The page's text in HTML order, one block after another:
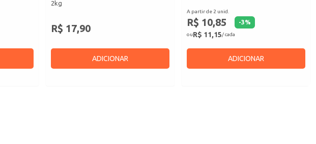
2kg
R$ 17,90
ADICIONAR
A partir de 2 unid.
R$ 10,85 -3%
ouR$ 11,15/ cada
ADICIONAR